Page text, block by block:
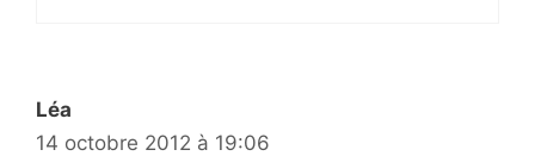
Léa
14 octobre 2012 à 19:06